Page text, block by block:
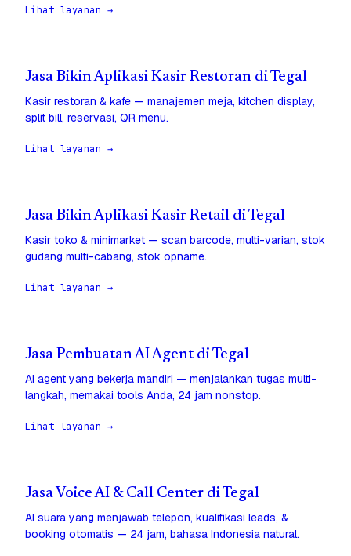
Lihat layanan →
Jasa Bikin Aplikasi Kasir Restoran di Tegal
Kasir restoran & kafe — manajemen meja, kitchen display,
split bill, reservasi, QR menu.
Lihat layanan →
Jasa Bikin Aplikasi Kasir Retail di Tegal
Kasir toko & minimarket — scan barcode, multi-varian, stok
gudang multi-cabang, stok opname.
Lihat layanan →
Jasa Pembuatan AI Agent di Tegal
AI agent yang bekerja mandiri — menjalankan tugas multi-
langkah, memakai tools Anda, 24 jam nonstop.
Lihat layanan →
Jasa Voice AI & Call Center di Tegal
AI suara yang menjawab telepon, kualifikasi leads, &
booking otomatis — 24 jam, bahasa Indonesia natural.